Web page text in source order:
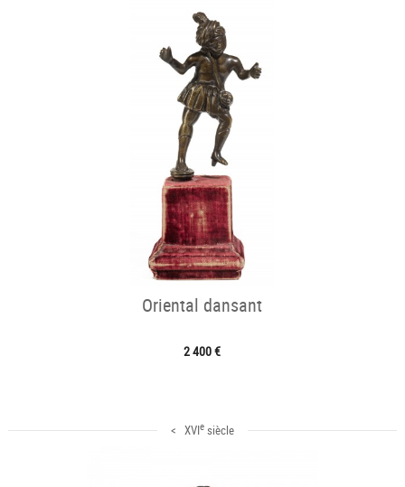
Oriental dansant
2 400 €
< XVIesiècle